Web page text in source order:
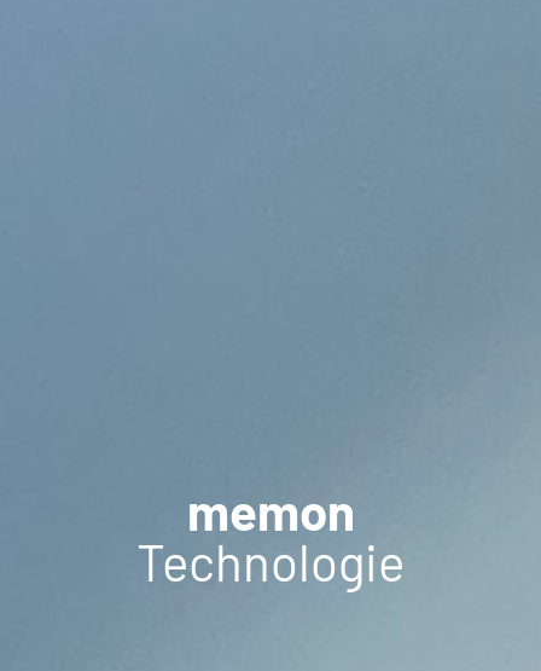
memon
Technologie